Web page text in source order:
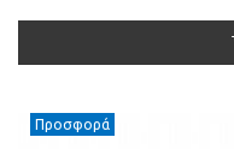
Προσφορά